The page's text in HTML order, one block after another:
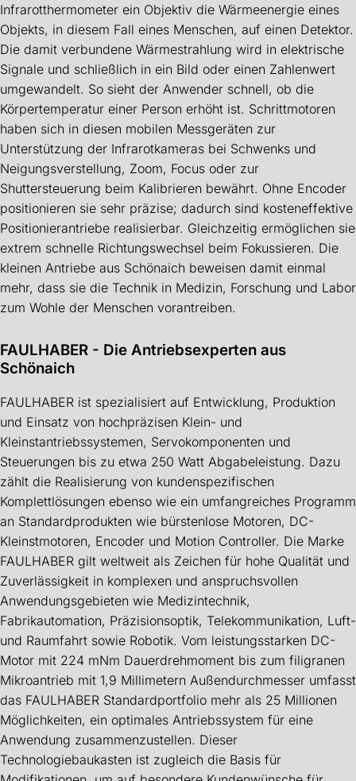
Infrarotthermometer ein Objektiv die Wärmeenergie eines
Objekts, in diesem Fall eines Menschen, auf einen Detektor.
Die damit verbundene Wärmestrahlung wird in elektrische
Signale und schließlich in ein Bild oder einen Zahlenwert
umgewandelt. So sieht der Anwender schnell, ob die
Körpertemperatur einer Person erhöht ist. Schrittmotoren
haben sich in diesen mobilen Messgeräten zur
Unterstützung der Infrarotkameras bei Schwenks und
Neigungsverstellung, Zoom, Focus oder zur
Shuttersteuerung beim Kalibrieren bewährt. Ohne Encoder
positionieren sie sehr präzise; dadurch sind kosteneffektive
Positionierantriebe realisierbar. Gleichzeitig ermöglichen sie
extrem schnelle Richtungswechsel beim Fokussieren. Die
kleinen Antriebe aus Schönaich beweisen damit einmal
mehr, dass sie die Technik in Medizin, Forschung und Labor
zum Wohle der Menschen vorantreiben.
FAULHABER - Die Antriebsexperten aus
Schönaich
FAULHABER ist spezialisiert auf Entwicklung, Produktion
und Einsatz von hochpräzisen Klein- und
Kleinstantriebssystemen, Servokomponenten und
Steuerungen bis zu etwa 250 Watt Abgabeleistung. Dazu
zählt die Realisierung von kundenspezifischen
Komplettlösungen ebenso wie ein umfangreiches Programm
an Standardprodukten wie bürstenlose Motoren, DC-
Kleinstmotoren, Encoder und Motion Controller. Die Marke
FAULHABER gilt weltweit als Zeichen für hohe Qualität und
Zuverlässigkeit in komplexen und anspruchsvollen
Anwendungsgebieten wie Medizintechnik,
Fabrikautomation, Präzisionsoptik, Telekommunikation, Luft-
und Raumfahrt sowie Robotik. Vom leistungsstarken DC-
Motor mit 224 mNm Dauerdrehmoment bis zum filigranen
Mikroantrieb mit 1,9 Millimetern Außendurchmesser umfasst
das FAULHABER Standardportfolio mehr als 25 Millionen
Möglichkeiten, ein optimales Antriebssystem für eine
Anwendung zusammenzustellen. Dieser
Technologiebaukasten ist zugleich die Basis für